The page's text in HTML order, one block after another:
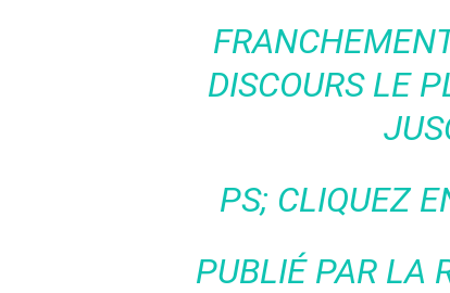
DISCOURS LE
PS; CLIQUEZ
PUBLIÉ PAR LA